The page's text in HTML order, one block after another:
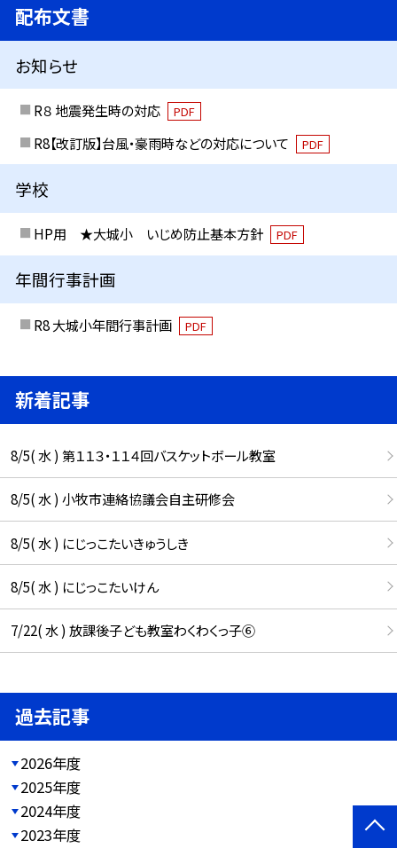
配布文書
お知らせ
R８ 地震発生時の対応 PDF
R8【改訂版】台風・豪雨時などの対応について PDF
学校
HP用 ★大城小 いじめ防止基本方針 PDF
年間行事計画
R8 大城小年間行事計画 PDF
新着記事
8/5( 水 ) 第１１３・１１４回バスケットボール教室
8/5( 水 ) 小牧市連絡協議会自主研修会
8/5( 水 ) にじっこたいきゅうしき
8/5( 水 ) にじっこたいけん
7/22( 水 ) 放課後子ども教室わくわくっ子⑥
過去記事
2026年度
2025年度
2024年度
2023年度